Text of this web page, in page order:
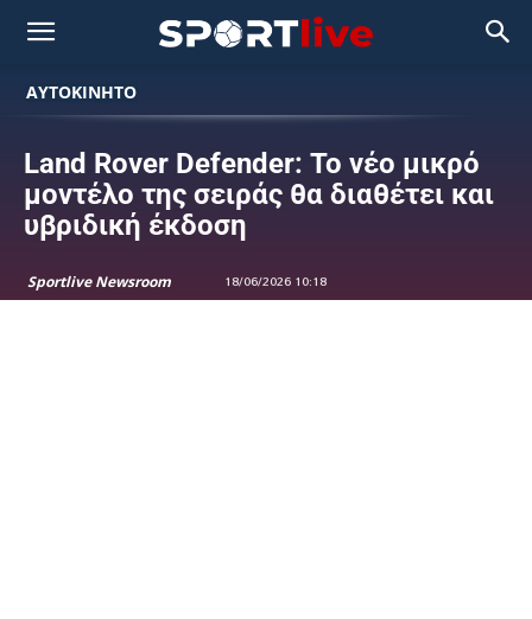
ΑΥΤΟΚΙΝΗΤΟ
Land Rover Defender: Το νέο μικρό
μοντέλο της σειράς θα διαθέτει και
υβριδική έκδοση
Sportlive Newsroom 18/06/2026 10:18